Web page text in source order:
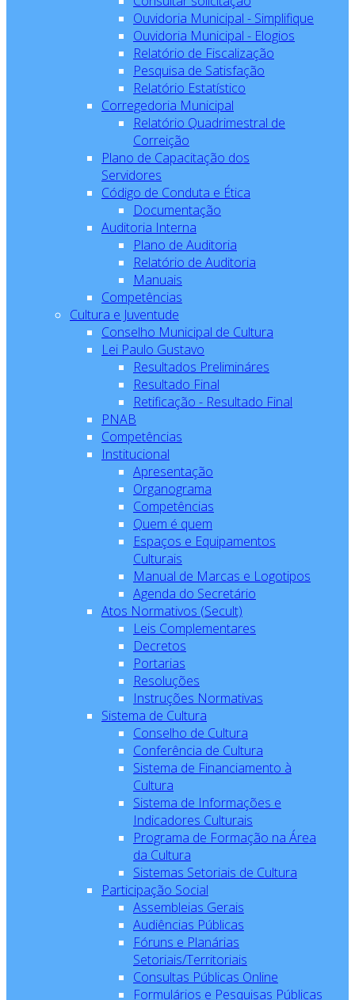
Ouvidoria Municipal - Simplifique
Ouvidoria Municipal - Elogios
Relatório de Fiscalização
Pesquisa de Satisfação
Relatório Estatístico
Corregedoria Municipal
Relatório Quadrimestral de
Correição
Plano de Capacitação dos
Servidores
Código de Conduta e Ética
Documentação
Auditoria Interna
Plano de Auditoria
Relatório de Auditoria
Manuais
Competências
Cultura e Juventude
Conselho Municipal de Cultura
Lei Paulo Gustavo
Resultados Prelimináres
Resultado Final
Retificação - Resultado Final
PNAB
Competências
Institucional
Apresentação
Organograma
Competências
Quem é quem
Espaços e Equipamentos
Culturais
Manual de Marcas e Logotipos
Agenda do Secretário
Atos Normativos (Secult)
Leis Complementares
Decretos
Portarias
Resoluções
Instruções Normativas
Sistema de Cultura
Conselho de Cultura
Conferência de Cultura
Sistema de Financiamento à
Cultura
Sistema de Informações e
Indicadores Culturais
Programa de Formação na Área
da Cultura
Sistemas Setoriais de Cultura
Participação Social
Assembleias Gerais
Audiências Públicas
Fóruns e Planárias
Setoriais/Territoriais
Consultas Públicas Online
Formulários e Pesquisas Públicas